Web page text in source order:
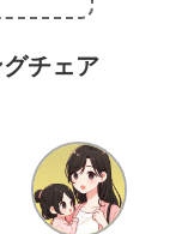
チェア